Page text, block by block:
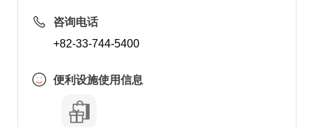
咨询电话
+82-33-744-5400
便利设施使用信息